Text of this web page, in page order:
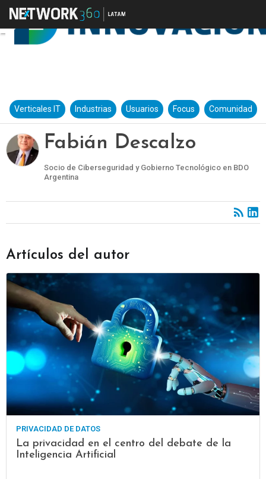
Verticales IT Industrias Usuarios Focus Comunidad
Fabián Descalzo
Socio de Ciberseguridad y Gobierno Tecnológico en BDO
Argentina
Artículos del autor
PRIVACIDAD DE DATOS
La privacidad en el centro del debate de la
Inteligencia Artificial